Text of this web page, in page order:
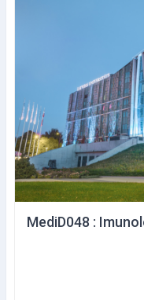
MediD048 :